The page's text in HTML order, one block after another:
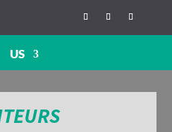
US